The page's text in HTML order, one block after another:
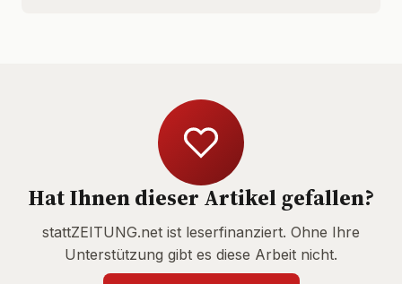
Hat Ihnen dieser Artikel gefallen?
stattZEITUNG.net ist leserfinanziert. Ohne Ihre
Unterstützung gibt es diese Arbeit nicht.